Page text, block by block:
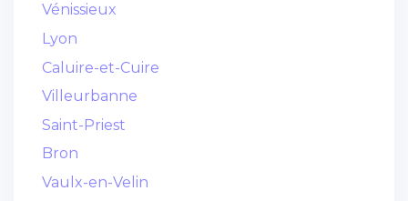
Vénissieux
Lyon
Caluire-et-Cuire
Villeurbanne
Saint-Priest
Bron
Vaulx-en-Velin